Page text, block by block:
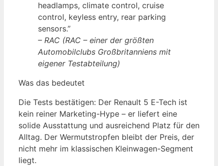
headlamps, climate control, cruise
control, keyless entry, rear parking
sensors.”
– RAC (RAC – einer der größten
Automobilclubs Großbritanniens mit
eigener Testabteilung)
Was das bedeutet
Die Tests bestätigen: Der Renault 5 E-Tech ist
kein reiner Marketing-Hype – er liefert eine
solide Ausstattung und ausreichend Platz für den
Alltag. Der Wermutstropfen bleibt der Preis, der
nicht mehr im klassischen Kleinwagen-Segment
liegt.